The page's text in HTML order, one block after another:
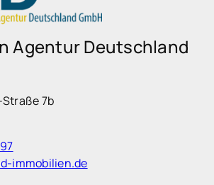
Agentur Deutschland
7b
immobilien.de